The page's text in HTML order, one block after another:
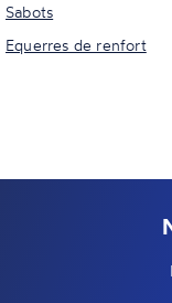
Sabots
Equerres de renfort